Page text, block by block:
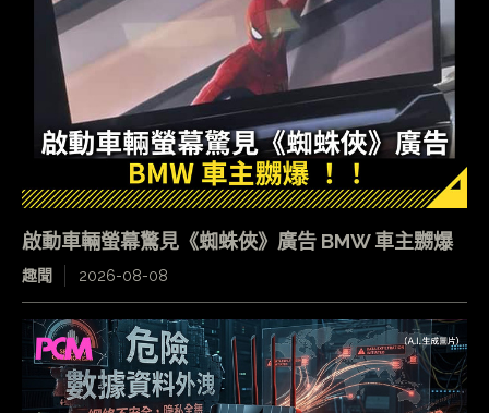
啟動車輛螢幕驚見《蜘蛛俠》廣告 BMW 車主嬲爆
趣聞 2026-08-08